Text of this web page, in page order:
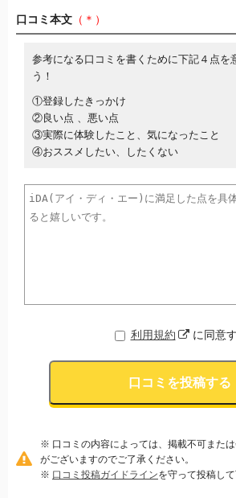
口コミ本文 （＊）
参考になる口コミを書くために下記４点を
う！
①登録したきっかけ
②良い点 、悪い点
③実際に体験したこと、気になったこと
④おススメしたい、したくない
利用規約 に同意
口コミを投稿する
※ 口コミの内容によっては、掲載不可また
がございますのでご了承ください。
※ 口コミ投稿ガイドラインを守って投稿して